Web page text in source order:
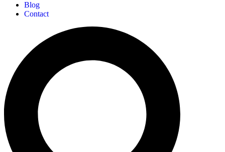
Blog
Contact